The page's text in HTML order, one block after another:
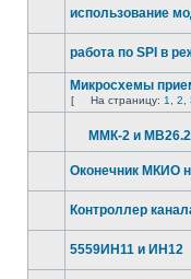
использование
работа по SPI в
Микросхемы
[ На страницу: 1 2
ММК-2 и
Оконечник МКИО
Контроллер
5559ИН11 и ИН12